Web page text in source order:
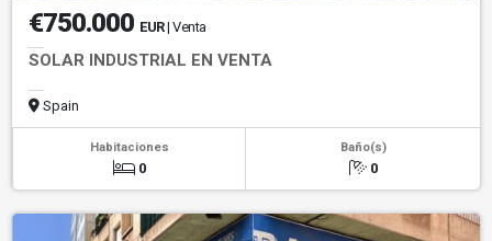
€750.000 EUR| Venta
SOLAR INDUSTRIAL EN VENTA
Spain
Habitaciones
0
Baño(s)
0